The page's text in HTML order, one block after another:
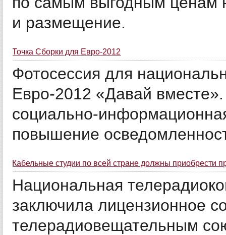
и размещение.
Точка Сборки для Евро-2012
Фотосессия для
Евро-2012 «Давай
социально-
повышение
Кабельные студии по всей стране должны приобрести
Национальная
заключила лицензионное
телерадиовещательным